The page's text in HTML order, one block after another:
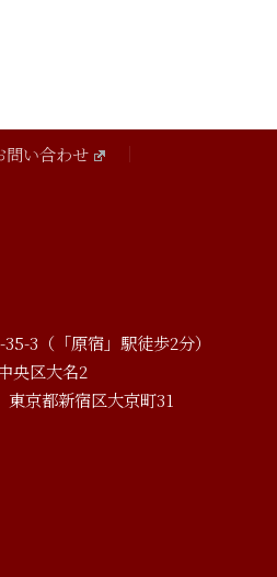
い合わせ
3（「原宿」駅徒歩2分）
央区大名2
東京都新宿区大京町31